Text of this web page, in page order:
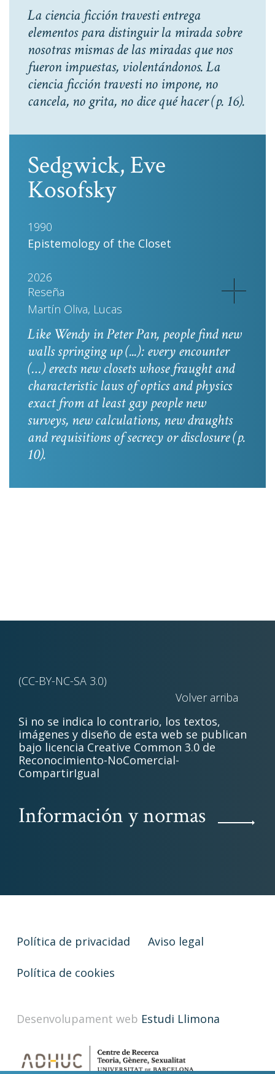
La ciencia ficción travesti entrega
elementos para distinguir la mirada sobre
nosotras mismas de las miradas que nos
fueron impuestas, violentándonos. La
ciencia ficción travesti no impone, no
cancela, no grita, no dice qué hacer(p. 16).
Sedgwick, Eve
Kosofsky
1990
Epistemology of the Closet
2026
Reseña
Martín Oliva, Lucas
Like Wendy inPeter Pan, people find new
walls springing up (...): every encounter
(…) erects new closets whose fraught and
characteristic laws of optics and physics
exact from at least gay people new
surveys, new calculations, new draughts
and requisitions of secrecy or disclosure(p.
10).
(CC-BY-NC-SA 3.0)
Volver arriba
Si no se indica lo contrario, los textos,
imágenes y diseño de esta web se publican
bajo licencia Creative Common 3.0 de
Reconocimiento-NoComercial-
CompartirIgual
Información y normas
Política de privacidad Aviso legal
Política de cookies
Desenvolupament web Estudi Llimona